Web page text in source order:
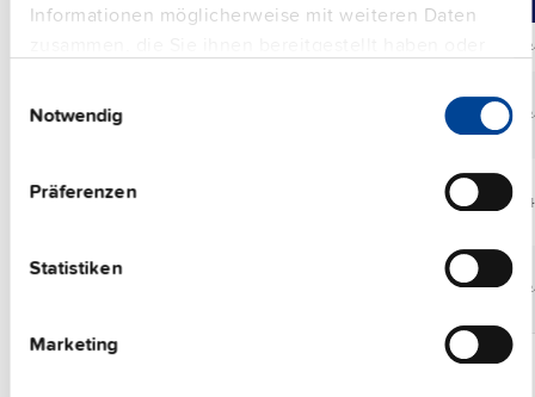
Informationen möglicherweise mit weiteren Daten
gesammelt haben.
Notwendig
Präferenzen
Statistiken
Marketing
DC
20 A DC
20 A DC
40 A DC